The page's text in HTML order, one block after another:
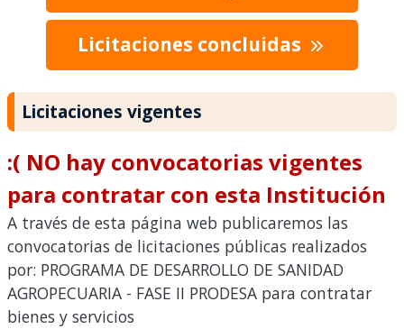
Licitaciones concluidas
Licitaciones vigentes
:( NO hay convocatorias vigentes
para contratar con esta Institución
A través de esta página web publicaremos las
convocatorias de licitaciones públicas realizados
por: PROGRAMA DE DESARROLLO DE SANIDAD
AGROPECUARIA - FASE II PRODESA para contratar
bienes y servicios